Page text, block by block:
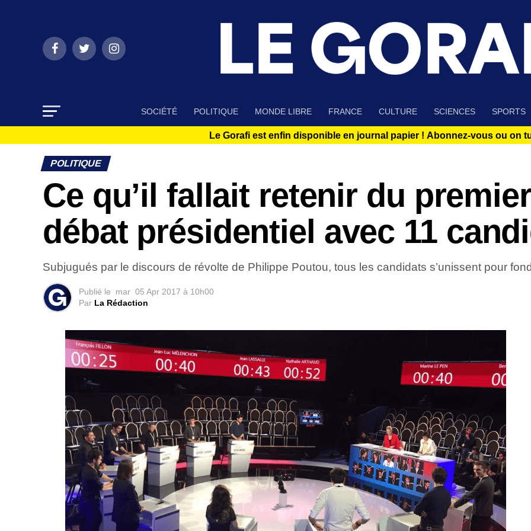
SOCIÉTÉ POLITIQUE MONDE LIBRE FRANCE CULTURE SCIENCES SPORTS
Le Gorafi est enfin disponible en journal papier ! Abonnez-vous ou on
POLITIQUE
Ce qu’il fallait retenir du premier
débat présidentiel avec 11
Subjugués par le discours de révolte de Philippe Poutou, tous les candidats s’unissent pour
Publié le mar 05 Apr 2017 à 10h00
Par La Rédaction